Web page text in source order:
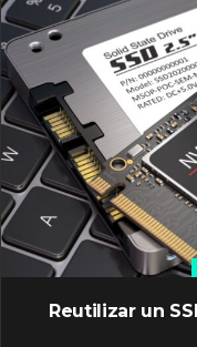
Reutilizar un